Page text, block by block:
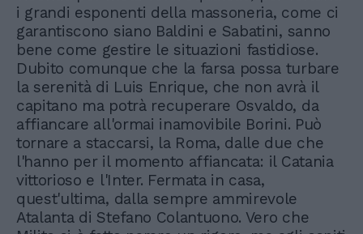
i grandi esponenti della massoneria, come ci
garantiscono siano Baldini e Sabatini, sanno
bene come gestire le situazioni fastidiose.
Dubito comunque che la farsa possa turbare
la serenità di Luis Enrique, che non avrà il
capitano ma potrà recuperare Osvaldo, da
affiancare all'ormai inamovibile Borini. Può
tornare a staccarsi, la Roma, dalle due che
l'hanno per il momento affiancata: il Catania
vittorioso e l'Inter. Fermata in casa,
quest'ultima, dalla sempre ammirevole
Atalanta di Stefano Colantuono. Vero che